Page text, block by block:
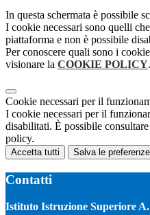
In questa schermata è possibile
I cookie necessari sono quelli
piattaforma e non è possibile
Per conoscere quali sono i
visionare la COOKIE POLICY.
Cookie necessari per il
I cookie necessari per il
disabilitati. È possibile
policy.
Accetta tutti Salva le preferenze
Contatti
Istituto Istruzione Superiore